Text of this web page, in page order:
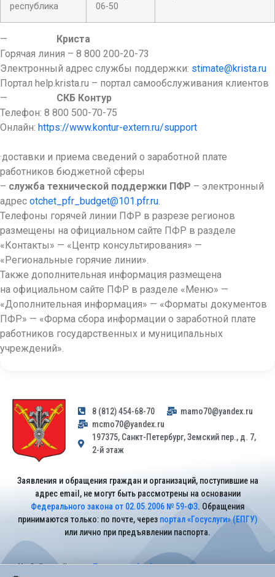
республика
06-50
—
Криста
Горячая линия – 8 800 200-20-73
Электронный адрес службы поддержки: stimate@krista.ru
Портал help.krista.ru – портал самообслуживания клиентов
— СКБ Контур
Телефон: 8 800 500-70-75
Онлайн: https://www.kontur-extern.ru/support
·доставки и приема сведений о заработной плате
работников бюджетной сферы
– служба технической поддержки ПФР – электронный
адрес otchet_pfr_budget@101.pfr.ru.
Телефоны горячей линии ПФР в разрезе регионов
размещены на официальном сайте ПФР в разделе
«Контакты» — «Центр консультирования» —
«Региональные горячие линии».
Также дополнительная информация размещена
на официальном сайте ПФР в разделе «Меню» —
«Дополнительная информация» — «Форматы документов
ПФР» — «Форма сбора информации о заработной плате
работников государственных и муниципальных
учреждений».
8 (812) 454-68-70
mamo70@yandex.ru
mcmo70@yandex.ru
197375, Санкт-Петербург, Земский пер., д. 7,
2-й этаж
Заявления и обращения граждан и организаций, поступившие на
адрес email, не могут быть рассмотрены на основании
Федерального закона от 02.05.2006 № 59-ФЗ. Обращения
принимаются только: по почте, через портал «Госуслуги» (ЕПГУ)
или лично при предъявлении паспорта.
На Сайте действуетПолитика обработки персональных данных.